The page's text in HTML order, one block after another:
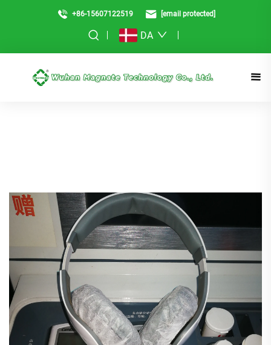
+86-15607122519 [email protected]
DA